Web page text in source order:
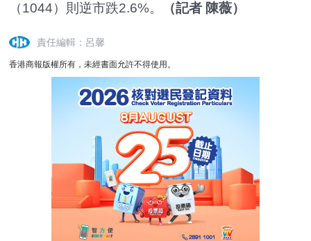
（1044）則逆市跌2.6%。
（記者 陳薇）
責任編輯：呂馨
香港商報版權所有，未經書面允許不得使用。